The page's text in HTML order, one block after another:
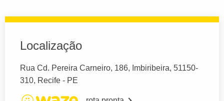
Localização
Rua Cd. Pereira Carneiro, 186, Imbiribeira, 51150-
310, Recife - PE